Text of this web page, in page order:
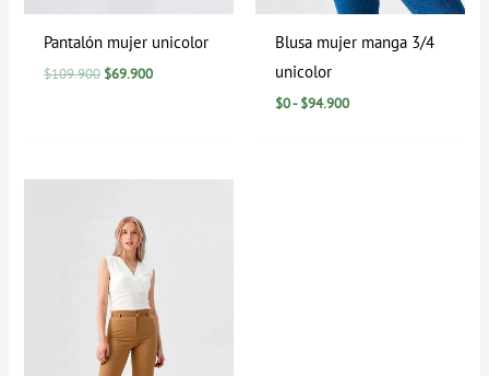
Pantalón mujer unicolor
$109.900 $69.900
Blusa mujer manga 3/4
unicolor
$0- $94.900
precios:
desde
$0
hasta
$129.900